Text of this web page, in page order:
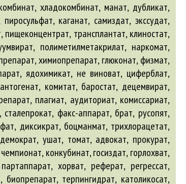
хладокомбинат, манат, дубликат,
каганат, самиздат, экссудат,
трансплантат, клиностат,
полиметилметакрилат, наркомат,
химиопрепарат, глюконат, физмат,
ядохимикат, не виноват, циферблат,
комитат, баростат, децемвират,
плагиат, аудиториат, комиссариат,
факс-аппарат, брат, русопят,
диксикрат, боцманмат, трихлорацетат,
ушат, томат, адвокат, прокурат,
конкубинат, госиздат, горлохват,
хорват, реферат, регрессат,
терпингидрат, католикосат,